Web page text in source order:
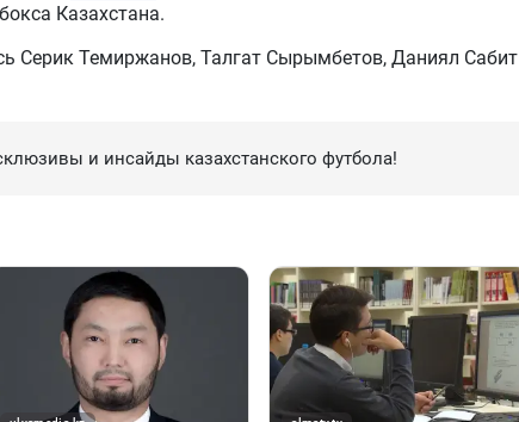
Казахстана.
Серик Темиржанов, Талгат Сырымбетов, Даниял Сабит
и инсайды казахстанского футбола!